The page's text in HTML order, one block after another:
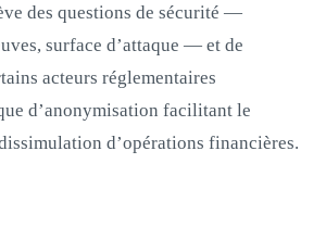
des questions de sécurité —
surface d’attaque — et de
acteurs réglementaires
d’anonymisation facilitant le
d’opérations financières.